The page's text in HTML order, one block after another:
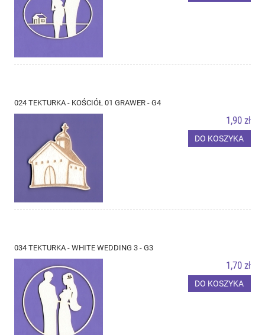
024 TEKTURKA - KOŚCIÓŁ 01 GRAWER - G4
1,90 zł
DO KOSZYKA
034 TEKTURKA - WHITE WEDDING 3 - G3
1,70 zł
DO KOSZYKA